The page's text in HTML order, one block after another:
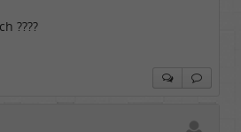
????